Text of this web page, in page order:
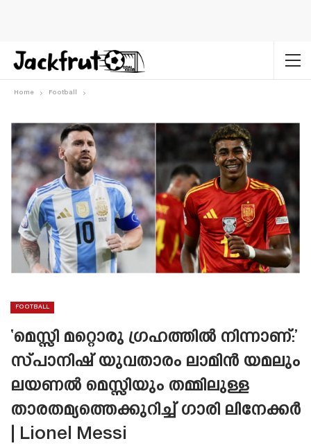
Home Football
FOOTBALL
‘മെസ്സി മറ്റൊരു ഗ്രഹത്തിൽ നിന്നാണ്:’
സ്പാനിഷ് യുവതാരം ലാമിൻ യമലും
ലയണൽ മെസ്സിയും തമ്മിലുള്ള
താരതമ്യത്തെക്കുറിച്ച് ഗാരി ലിനേക്കർ
| Lionel Messi